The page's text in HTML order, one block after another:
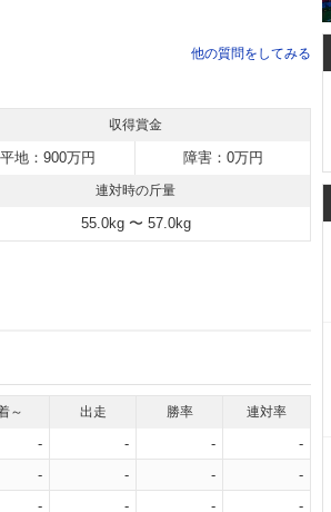
他の質問をしてみる
収得賞金
平地：900万円 障害：0万円
連対時の斤量
55.0kg 〜 57.0kg
～ 出走 勝率 連対率
- - -
-
- - -
-
- - -
-